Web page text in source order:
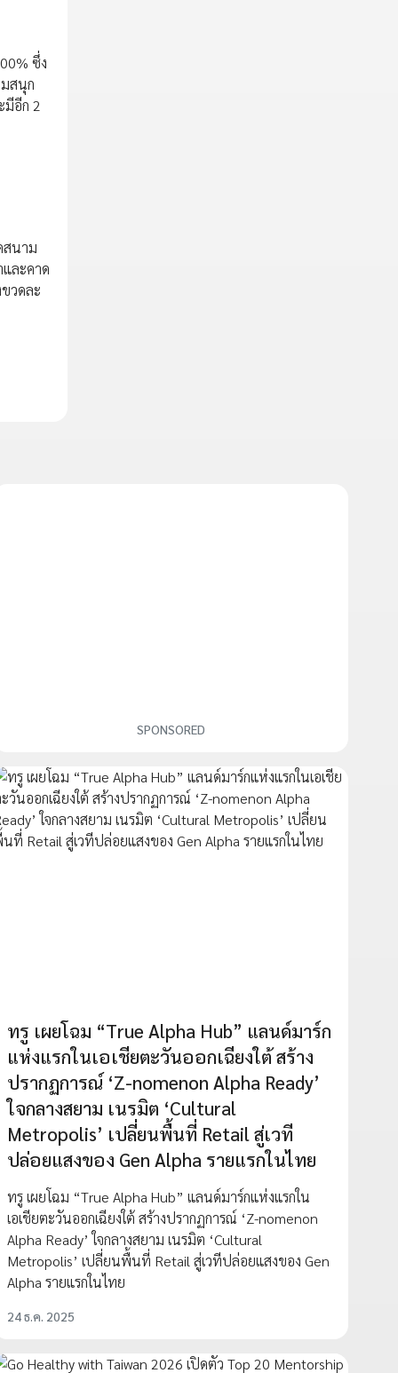
ซึ่ง
สนุก
มีอีก 2
สนาม
ละคาด
วดละ
SPONSORED
ทรู เผยโฉม “True Alpha Hub” แลนด์มาร์ก
แห่งแรกในเอเชียตะวันออกเฉียงใต้ สร้าง
ปรากฏการณ์ ‘Z-nomenon Alpha Ready’
ใจกลางสยาม เนรมิต ‘Cultural
Metropolis’ เปลี่ยนพื้นที่ Retail สู่เวที
ปล่อยแสงของ Gen Alpha รายแรกในไทย
ทรู เผยโฉม “True Alpha Hub” แลนด์มาร์กแห่งแรกใน
เอเชียตะวันออกเฉียงใต้ สร้างปรากฏการณ์ ‘Z-nomenon
Alpha Ready’ ใจกลางสยาม เนรมิต ‘Cultural
Metropolis’ เปลี่ยนพื้นที่ Retail สู่เวทีปล่อยแสงของ Gen
Alpha รายแรกในไทย
24 ธ.ค. 2025